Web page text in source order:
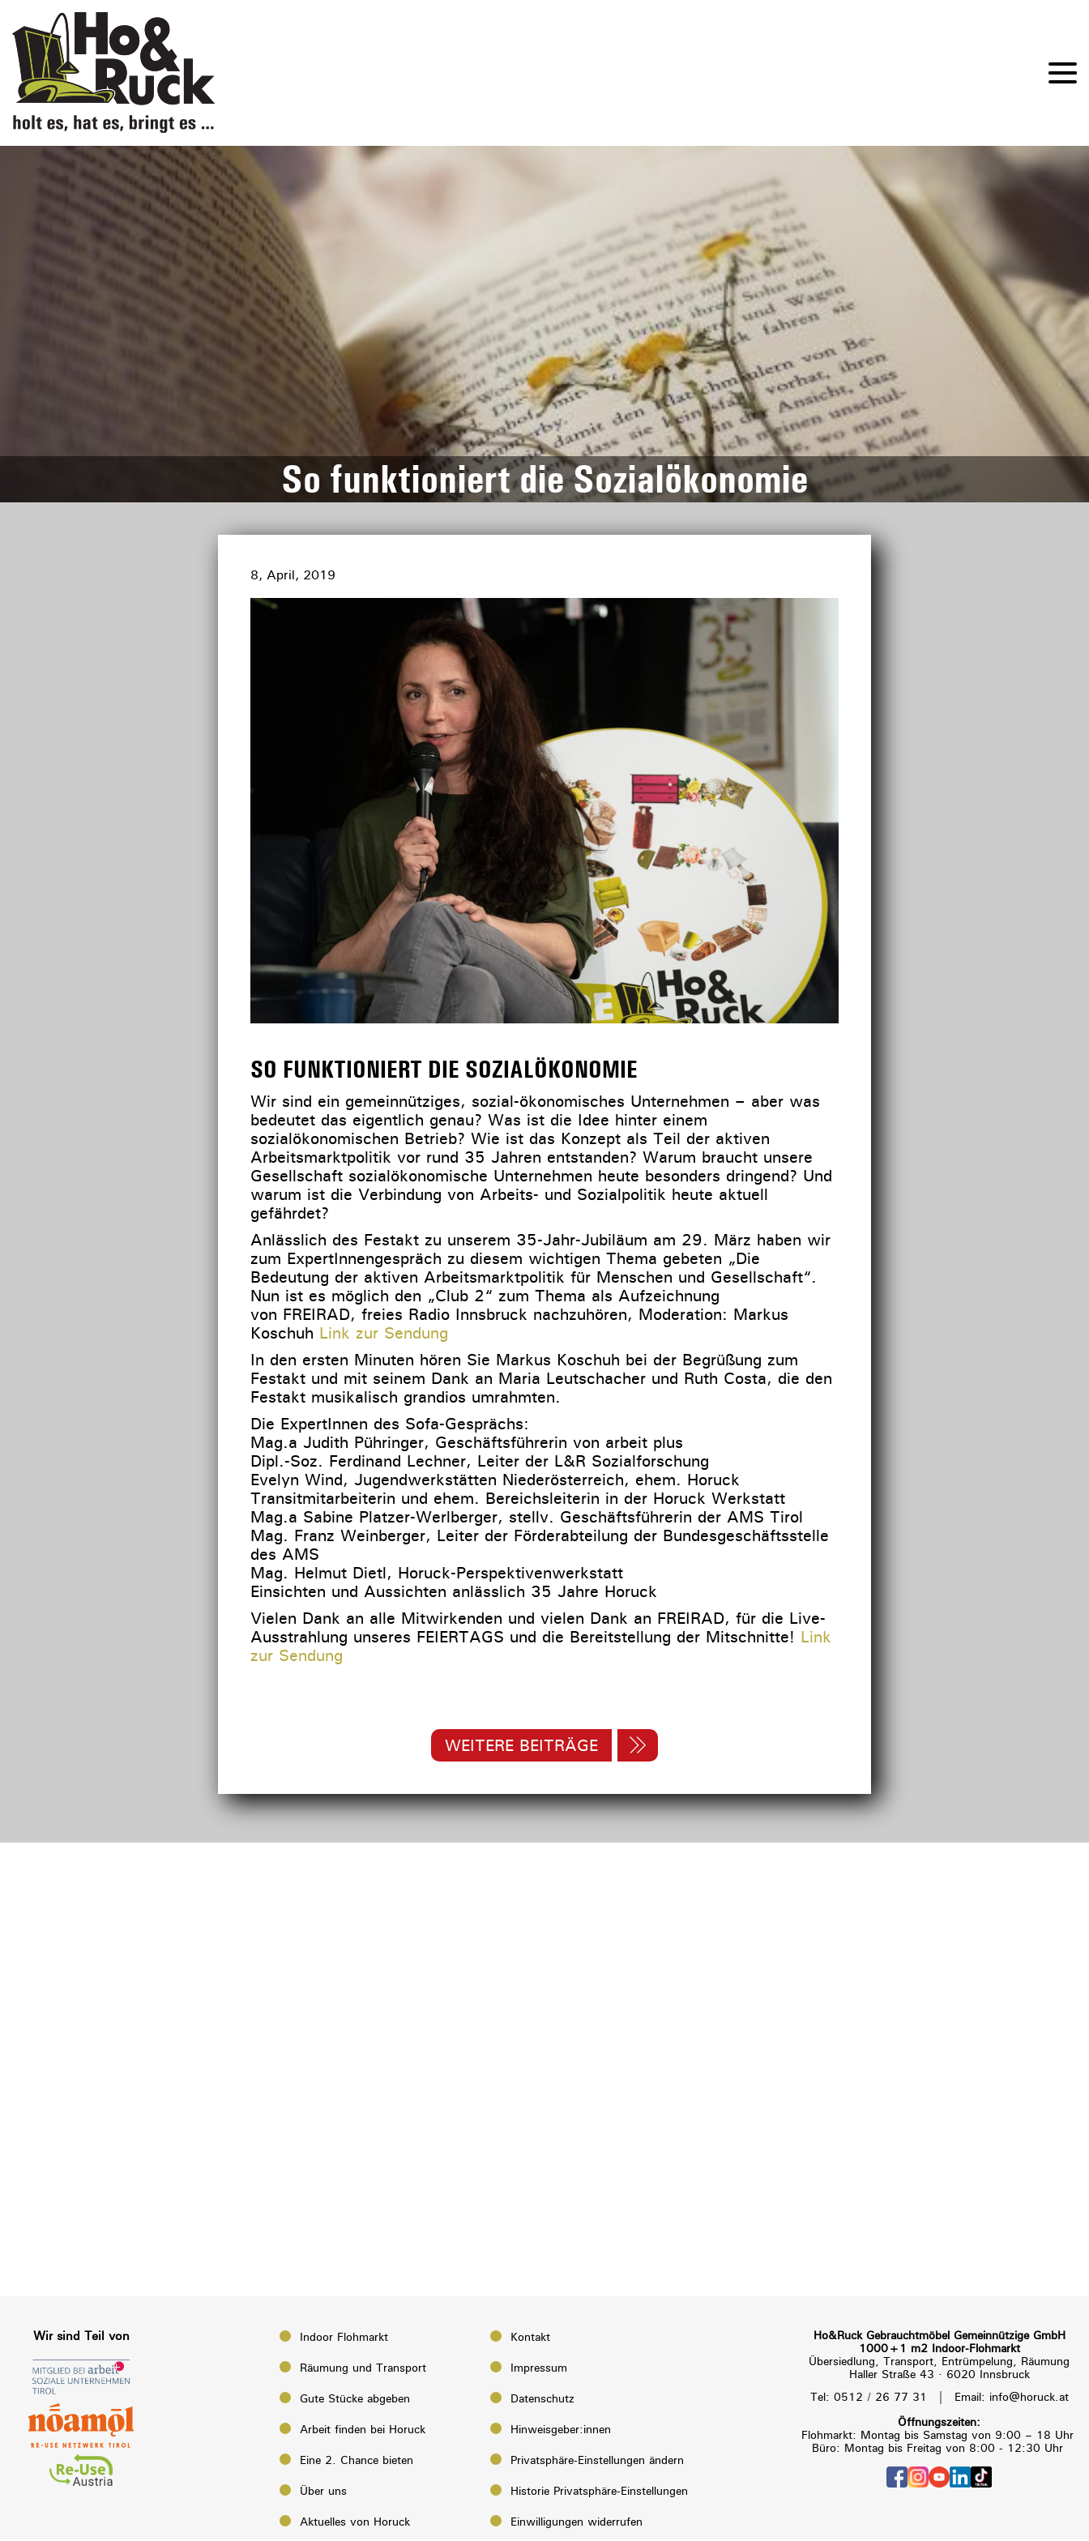
So funktioniert die Sozialökonomie
8, April, 2019
SO FUNKTIONIERT DIE SOZIALÖKONOMIE
Wir sind ein gemeinnütziges, sozial-ökonomisches Unternehmen – aber was
bedeutet das eigentlich genau? Was ist die Idee hinter einem
sozialökonomischen Betrieb? Wie ist das Konzept als Teil der aktiven
Arbeitsmarktpolitik vor rund 35 Jahren entstanden? Warum braucht unsere
Gesellschaft sozialökonomische Unternehmen heute besonders dringend? Und
warum ist die Verbindung von Arbeits- und Sozialpolitik heute aktuell
gefährdet?
Anlässlich des Festakt zu unserem 35-Jahr-Jubiläum am 29. März haben wir
zum ExpertInnengespräch zu diesem wichtigen Thema gebeten „Die
Bedeutung der aktiven Arbeitsmarktpolitik für Menschen und Gesellschaft“.
Nun ist es möglich den „Club 2“ zum Thema als Aufzeichnung
von FREIRAD, freies Radio Innsbruck nachzuhören, Moderation: Markus
Koschuh Link zur Sendung
In den ersten Minuten hören Sie Markus Koschuh bei der Begrüßung zum
Festakt und mit seinem Dank an Maria Leutschacher und Ruth Costa, die den
Festakt musikalisch grandios umrahmten.
Die ExpertInnen des Sofa-Gesprächs:
Mag.a Judith Pühringer, Geschäftsführerin von arbeit plus
Dipl.-Soz. Ferdinand Lechner, Leiter der L&R Sozialforschung
Evelyn Wind, Jugendwerkstätten Niederösterreich, ehem. Horuck
Transitmitarbeiterin und ehem. Bereichsleiterin in der Horuck Werkstatt
Mag.a Sabine Platzer-Werlberger, stellv. Geschäftsführerin der AMS Tirol
Mag. Franz Weinberger, Leiter der Förderabteilung der Bundesgeschäftsstelle
des AMS
Mag. Helmut Dietl, Horuck-Perspektivenwerkstatt
Einsichten und Aussichten anlässlich 35 Jahre Horuck
Vielen Dank an alle Mitwirkenden und vielen Dank an FREIRAD, für die Live-
Ausstrahlung unseres FEIERTAGS und die Bereitstellung der Mitschnitte! Link
zur Sendung
WEITERE BEITRÄGE
Wir sind Teil von Indoor Flohmarkt
Räumung und Transport
Gute Stücke abgeben
Arbeit finden bei Horuck
Eine 2. Chance bieten
Über uns
Aktuelles von Horuck
Kontakt
Impressum
Datenschutz
Hinweisgeber:innen
Privatsphäre-Einstellungen ändern
Historie Privatsphäre-Einstellungen
Einwilligungen widerrufen
Ho&Ruck Gebrauchtmöbel Gemeinnützige GmbH
1000+1 m2 Indoor-Flohmarkt
Übersiedlung, Transport, Entrümpelung, Räumung
Haller Straße 43 · 6020 Innsbruck
Tel: 0512 / 26 77 31
|
Email: info@horuck.at
Öffnungszeiten:
Flohmarkt: Montag bis Samstag von 9:00 – 18 Uhr
Büro: Montag bis Freitag von 8:00 - 12:30 Uhr